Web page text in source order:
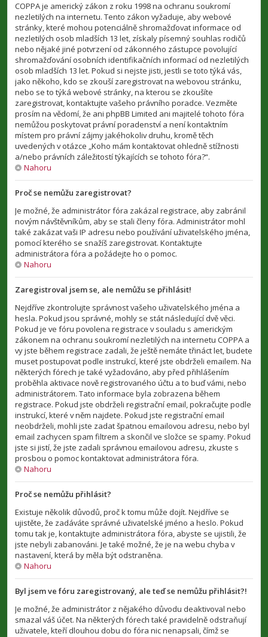
COPPA je americký zákon z roku 1998 na ochranu soukromí
nezletilých na internetu. Tento zákon vyžaduje, aby webové
stránky, které mohou potenciálně shromažďovat informace od
nezletilých osob mladších 13 let, získaly písemný souhlas rodičů
nebo nějaké jiné potvrzení od zákonného zástupce povolující
shromažďování osobních identifikačních informací od nezletilých
osob mladších 13 let. Pokud si nejste jisti, jestli se toto týká vás,
jako někoho, kdo se zkouší zaregistrovat na webovou stránku,
nebo se to týká webové stránky, na kterou se zkoušíte
zaregistrovat, kontaktujte vašeho právního poradce. Vezměte
prosím na vědomí, že ani phpBB Limited ani majitelé tohoto fóra
nemůžou poskytovat právní poradenství a není kontaktním
místem pro právní zájmy jakéhokoliv druhu, kromě těch
uvedených v otázce „Koho mám kontaktovat ohledně stížnosti
a/nebo právních záležitostí týkajících se tohoto fóra?“.
Nahoru
Proč se nemůžu zaregistrovat?
Je možné, že administrátor fóra zakázal registrace, aby zabránil
novým návštěvníkům, aby se stali členy fóra. Administrátor mohl
také zakázat vaši IP adresu nebo používání uživatelského jména,
pomocí kterého se snažíš zaregistrovat. Kontaktujte
administrátora fóra a požádejte ho o pomoc.
Nahoru
Zaregistroval jsem se, ale nemůžu se přihlásit!
Nejdříve zkontrolujte správnost vašeho uživatelského jména a
hesla. Pokud jsou správné, mohly se stát následující dvě věci.
Pokud je ve fóru povolena registrace v souladu s americkým
zákonem na ochranu soukromí nezletilých na internetu COPPA a
vy jste během registrace zadali, že ještě nemáte třináct let, budete
muset postupovat podle instrukcí, které jste obdrželi emailem. Na
některých fórech je také vyžadováno, aby před přihlášením
proběhla aktivace nově registrovaného účtu a to buď vámi, nebo
administrátorem. Tato informace byla zobrazena během
registrace. Pokud jste obdrželi registrační email, pokračujte podle
instrukcí, které v něm najdete. Pokud jste registrační email
neobdrželi, mohli jste zadat špatnou emailovou adresu, nebo byl
email zachycen spam filtrem a skončil ve složce se spamy. Pokud
jste si jistí, že jste zadali správnou emailovou adresu, zkuste s
prosbou o pomoc kontaktovat administrátora fóra.
Nahoru
Proč se nemůžu přihlásit?
Existuje několik důvodů, proč k tomu může dojít. Nejdříve se
ujistěte, že zadáváte správné uživatelské jméno a heslo. Pokud
tomu tak je, kontaktujte administrátora fóra, abyste se ujistili, že
jste nebyli zabanováni. Je také možné, že je na webu chyba v
nastavení, která by měla být odstraněna.
Nahoru
Byl jsem ve fóru zaregistrovaný, ale teď se nemůžu přihlásit?!
Je možné, že administrátor z nějakého důvodu deaktivoval nebo
smazal váš účet. Na některých fórech také pravidelně odstraňují
uživatele, kteří dlouhou dobu do fóra nic nenapsali, čímž se